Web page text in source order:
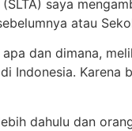
saya
atau
dan dimana,
dahulu dan